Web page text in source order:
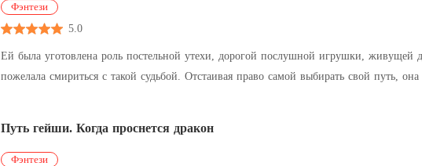
Фэнтези
5.0
Ей была уготовлена роль постельной утехи, дорогой послушной игрушки, живущей
пожелала смириться с такой судьбой. Отстаивая право самой выбирать свой путь,
Путь гейши. Когда проснется дракон
Фэнтези